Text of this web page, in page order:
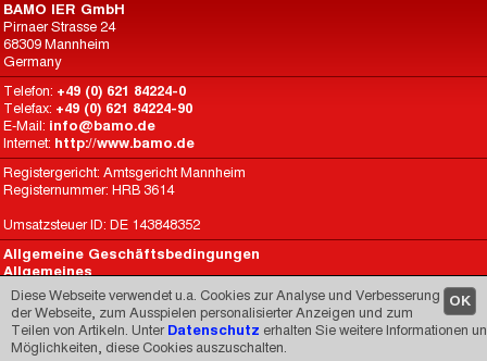
OK
Diese Webseite verwendet u.a. Cookies zur Analyse und Verbesserung
der Webseite, zum Ausspielen personalisierter Anzeigen und zum
Teilen von Artikeln. Unter Datenschutz erhalten Sie weitere Informationen
Möglichkeiten, diese Cookies auszuschalten.
BAMO IER GmbH
Pirnaer Strasse 24
68309 Mannheim
Germany
Telefon: +49 (0) 621 84224-0
Telefax: +49 (0) 621 84224-90
E-Mail: info@bamo.de
Internet: http://www.bamo.de
Registergericht: Amtsgericht Mannheim
Registernummer: HRB 3614
Umsatzsteuer ID: DE 143848352
Allgemeine Geschäftsbedingungen
Allgemeines
Datenschutz
BAMO International
Made byCARIMEDIAsince 1998
© 1998-2026 -Impressum